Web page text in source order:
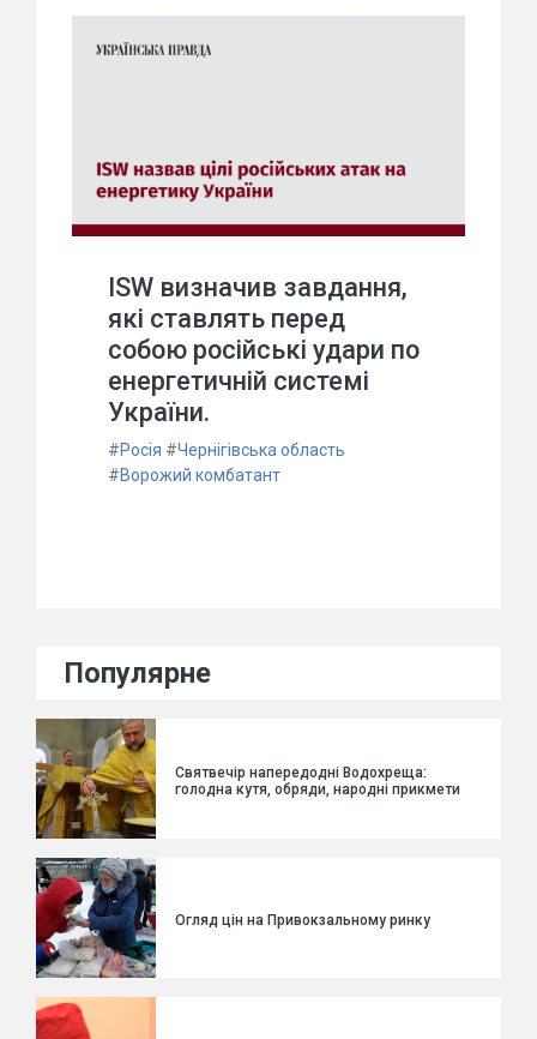
ISW визначив завдання,
які ставлять перед
собою російські удари по
енергетичній системі
України.
#Росія #Чернігівська область
#Ворожий комбатант
Популярне
Святвечір напередодні Водохреща:
голодна кутя, обряди, народні прикмети
Огляд цін на Привокзальному ринку